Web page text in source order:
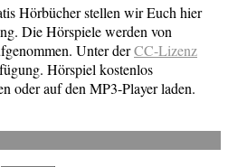
Hörbücher stellen wir Euch hier
Die Hörspiele werden von
Unter derCC-Lizenz
Hörspiel kostenlos
oder auf den MP3-Player laden.